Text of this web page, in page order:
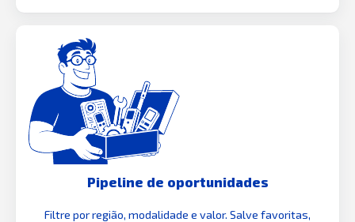
Pipeline de oportunidades
Filtre por região, modalidade e valor. Salve favoritas,